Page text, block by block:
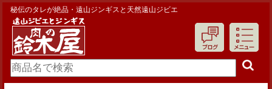
秘伝のタレが絶品・遠山ジンギスと天然遠山ジビエ